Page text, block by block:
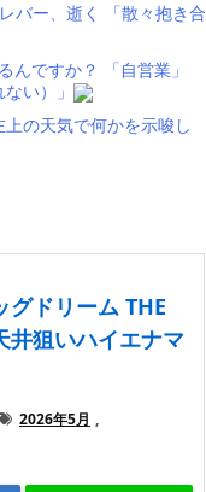
バー、逝く 「散々抱き合
んですか？ 「自営業」
い）」
の天気で何かを示唆し
グドリーム THE
井狙いハイエナマ
2026年5月 ,